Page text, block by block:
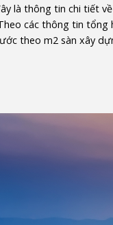
là thông tin chi tiết
các thông tin tổng
theo m2 sàn xây